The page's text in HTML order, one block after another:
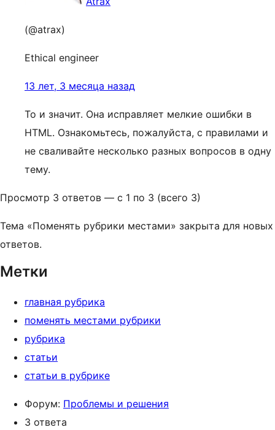
(@atrax)
Ethical engineer
13 лет, 3 месяца назад
То и значит. Она исправляет мелкие ошибки в
HTML. Ознакомьтесь, пожалуйста, с правилами и
не сваливайте несколько разных вопросов в одну
тему.
Просмотр 3 ответов — с 1 по 3 (всего 3)
Тема «Поменять рубрики местами» закрыта для новых
ответов.
Метки
главная рубрика
поменять местами рубрики
рубрика
статьи
статьи в рубрике
Форум: Проблемы и решения
3 ответа